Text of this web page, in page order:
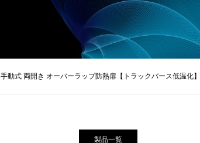
動式 両開き オーバーラップ防熱扉【トラックバース低温化】
製品一覧